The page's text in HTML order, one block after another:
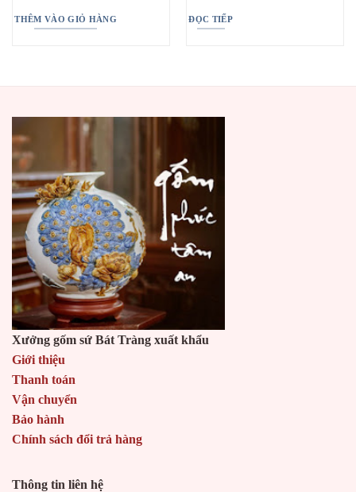
THÊM VÀO GIỎ HÀNG ĐỌC TIẾP
Xưởng gốm sứ Bát Tràng xuất khẩu
Giới thiệu
Thanh toán
Vận chuyển
Bảo hành
Chính sách đổi trả hàng
Thông tin liên hệ